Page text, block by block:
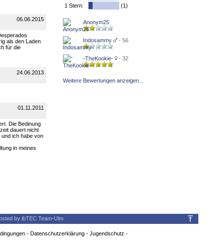
1 Stern:
(1)
Anonym25
Indosammy - 56
-TheKookie- - 32
Weitere Bewertungen anzeigen...
06.06.2015
als den Laden
für die
24.06.2013
01.11.2011
Die Bedinung
dauert nicht
ich habe von
in meines
by ibTEC Team-Ulm
- Datenschutzerklärung- Jugendschutz -